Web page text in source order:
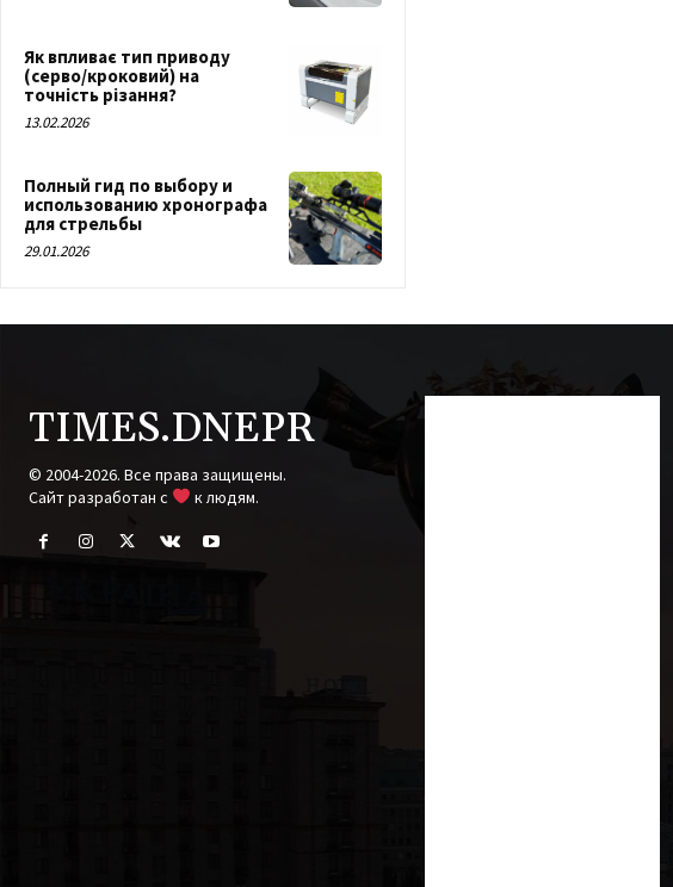
Як впливає тип приводу
(серво/кроковий) на
точність різання?
13.02.2026
Полный гид по выбору и
использованию хронографа
для стрельбы
29.01.2026
TIMES.DNEPR
© 2004-2026. Все права защищены.
Cайт разработан с
к людям.